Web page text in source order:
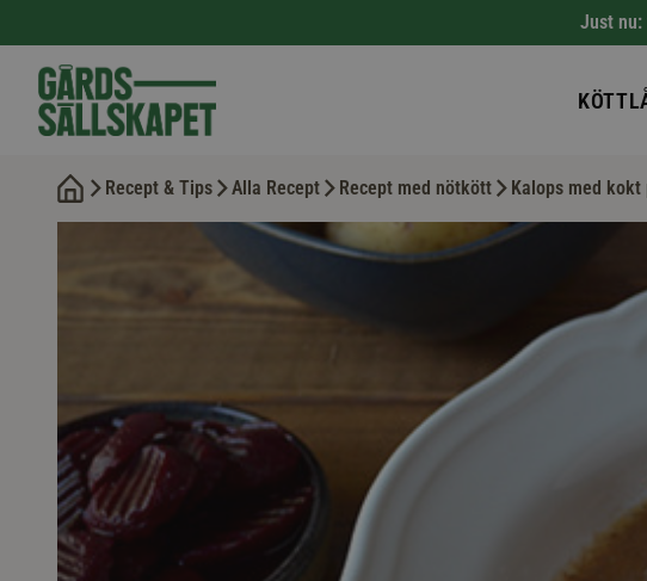
Just nu:
Recept & Tips Alla Recept Recept med nötkött Kalops med